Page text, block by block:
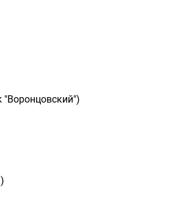
"Воронцовский")